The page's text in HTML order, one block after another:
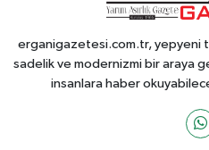
erganigazetesi.com.tr, yepyeni
sadelik ve modernizmi bir araya
insanlara haber